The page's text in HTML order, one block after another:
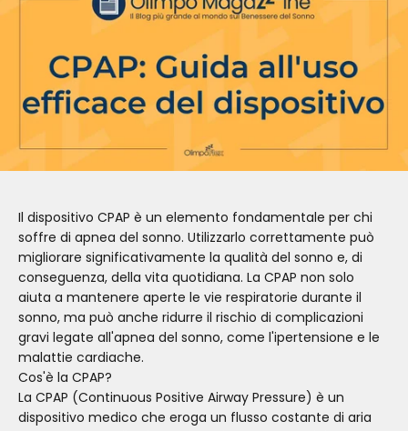
Il dispositivo CPAP è un elemento fondamentale per chi
soffre di apnea del sonno. Utilizzarlo correttamente può
migliorare significativamente la qualità del sonno e, di
conseguenza, della vita quotidiana. La CPAP non solo
aiuta a mantenere aperte le vie respiratorie durante il
sonno, ma può anche ridurre il rischio di complicazioni
gravi legate all'apnea del sonno, come l'ipertensione e le
malattie cardiache.
Cos'è la CPAP?
La CPAP (Continuous Positive Airway Pressure) è un
dispositivo medico che eroga un flusso costante di aria